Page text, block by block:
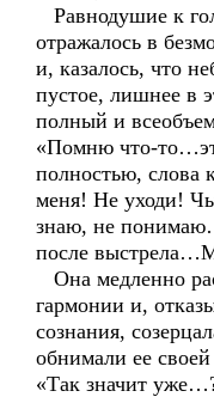
Равнодушие к
отражалось в
и, казалось, что
пустое, лишнее в
полный и
«Помню что-
полностью, слова
меня! Не уходи!
знаю, не
после
Она медленно
гармонии и,
сознания,
обнимали ее
«Так значит